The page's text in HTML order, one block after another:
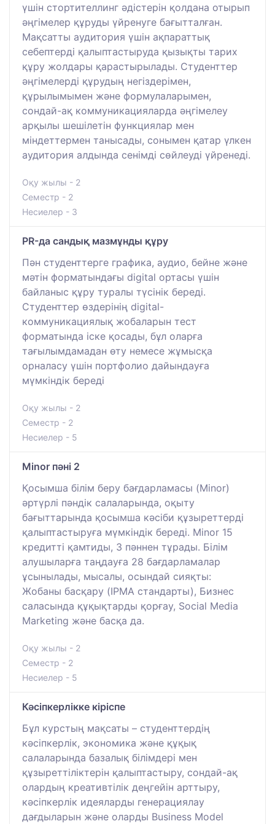
үшін стортителлинг әдістерін қолдана отырып
әңгімелер құруды үйренуге бағытталған.
Мақсатты аудитория үшін ақпараттық
себептерді қалыптастыруда қызықты тарих
құру жолдары қарастырылады. Студенттер
әңгімелерді құрудың негіздерімен,
құрылымымен және формулаларымен,
сондай-ақ коммуникацияларда әңгімелеу
арқылы шешілетін функциялар мен
міндеттермен танысады, сонымен қатар үлкен
аудитория алдында сенімді сөйлеуді үйренеді.
Оқу жылы - 2
Семестр - 2
Несиелер - 3
PR-да сандық мазмұнды құру
Пән студенттерге графика, аудио, бейне және
мәтін форматындағы digital ортасы үшін
байланыс құру туралы түсінік береді.
Студенттер өздерінің digital-
коммуникациялық жобаларын тест
форматында іске қосады, бұл оларға
тағылымдамадан өту немесе жұмысқа
орналасу үшін портфолио дайындауға
мүмкіндік береді
Оқу жылы - 2
Семестр - 2
Несиелер - 5
Minor пәні 2
Қосымша білім беру бағдарламасы (Minor)
әртүрлі пәндік салаларында, оқыту
бағыттарында қосымша кәсіби құзыреттерді
қалыптастыруға мүмкіндік береді. Minor 15
кредитті қамтиды, 3 пәннен тұрады. Білім
алушыларға таңдауға 28 бағдарламалар
ұсынылады, мысалы, осындай сияқты:
Жобаны басқару (IPMA стандарты), Бизнес
саласында құқықтарды қорғау, Social Media
Marketing және басқа да.
Оқу жылы - 2
Семестр - 2
Несиелер - 5
Кәсіпкерлікке кіріспе
Бұл курстың мақсаты – студенттердің
кәсіпкерлік, экономика және құқық
салаларында базалық білімдері мен
құзыреттіліктерін қалыптастыру, сондай-ақ
олардың креативтілік деңгейін арттыру,
кәсіпкерлік идеяларды генерациялау
дағдыларын және оларды Business Model